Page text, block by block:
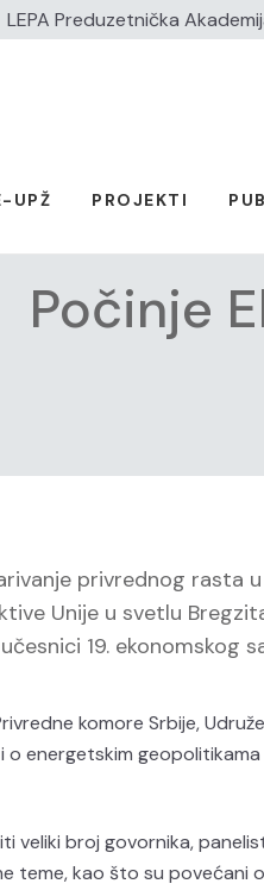
LEPA Preduzetnička
UPŽ PROJEKTI
Počinje
privrednog rasta
Unije u svetlu
19. ekonomskog
komore Srbije,
energetskim
veliki broj govornika,
teme, kao što su